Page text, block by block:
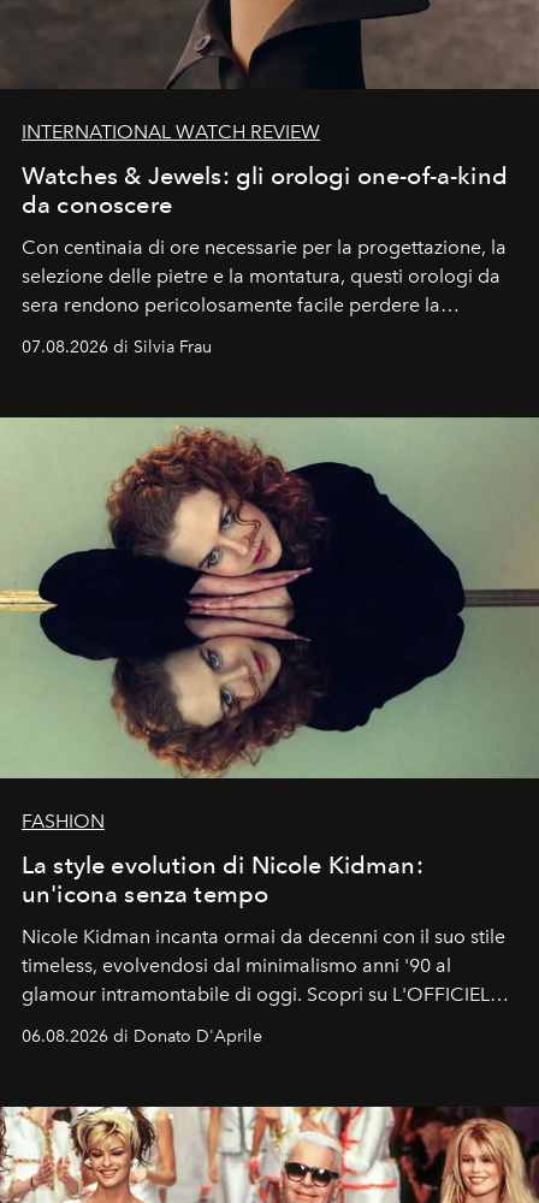
INTERNATIONAL WATCH REVIEW
Watches & Jewels: gli orologi one-of-a-kind
da conoscere
Con centinaia di ore necessarie per la progettazione, la
selezione delle pietre e la montatura, questi orologi da
sera rendono pericolosamente facile perdere la
07.08.2026 di Silvia Frau
FASHION
La style evolution di Nicole Kidman:
un'icona senza tempo
Nicole Kidman incanta ormai da decenni con il suo stile
timeless, evolvendosi dal minimalismo anni '90 al
glamour intramontabile di oggi. Scopri su L'OFFICIEL
06.08.2026 di Donato D'Aprile